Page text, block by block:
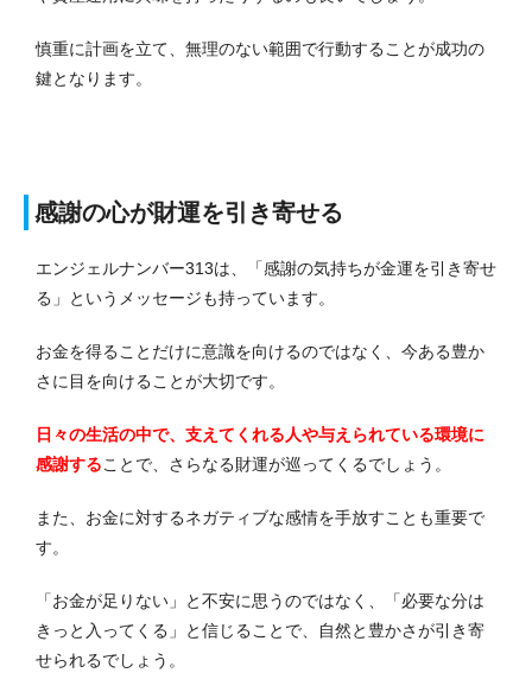
慎重に計画を立て、無理のない範囲で行動することが成功の
鍵となります。
感謝の心が財運を引き寄せる
エンジェルナンバー313は、「感謝の気持ちが金運を引き寄せ
る」というメッセージも持っています。
お金を得ることだけに意識を向けるのではなく、今ある豊か
さに目を向けることが大切です。
日々の生活の中で、支えてくれる人や与えられている環境に
感謝することで、さらなる財運が巡ってくるでしょう。
また、お金に対するネガティブな感情を手放すことも重要で
す。
「お金が足りない」と不安に思うのではなく、「必要な分は
きっと入ってくる」と信じることで、自然と豊かさが引き寄
せられるでしょう。